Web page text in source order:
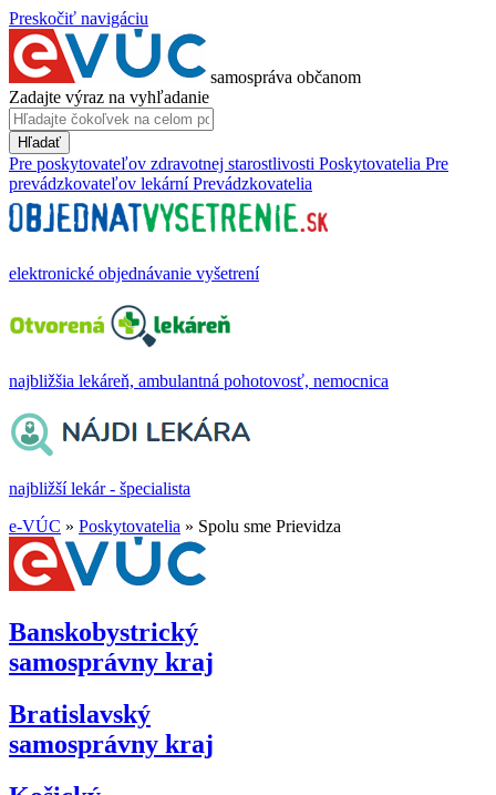
Preskočiť navigáciu
samospráva občanom
Zadajte výraz na vyhľadanie
Hľadať
Pre poskytovateľov zdravotnej starostlivosti Poskytovatelia Pre
prevádzkovateľov lekární Prevádzkovatelia
elektronické objednávanie vyšetrení
najbližšia lekáreň, ambulantná pohotovosť, nemocnica
najbližší lekár - špecialista
e-VÚC » Poskytovatelia » Spolu sme Prievidza
Banskobystrický
samosprávny kraj
Bratislavský
samosprávny kraj